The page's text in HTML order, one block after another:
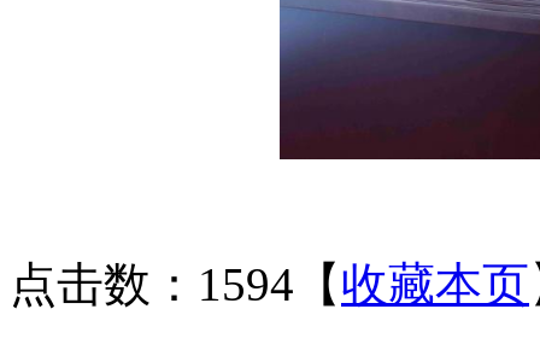
点击数：1594 【收藏本页